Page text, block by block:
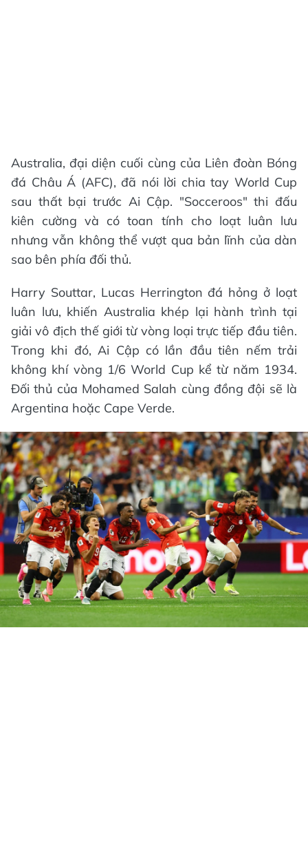
Australia, đại diện cuối cùng của Liên đoàn Bóng
đá Châu Á (AFC), đã nói lời chia tay World Cup
sau thất bại trước Ai Cập. "Socceroos" thi đấu
kiên cường và có toan tính cho loạt luân lưu
nhưng vẫn không thể vượt qua bản lĩnh của dàn
sao bên phía đối thủ.
Harry Souttar, Lucas Herrington đá hỏng ở loạt
luân lưu, khiến Australia khép lại hành trình tại
giải vô địch thế giới từ vòng loại trực tiếp đầu tiên.
Trong khi đó, Ai Cập có lần đầu tiên nếm trải
không khí vòng 1/6 World Cup kể từ năm 1934.
Đối thủ của Mohamed Salah cùng đồng đội sẽ là
Argentina hoặc Cape Verde.